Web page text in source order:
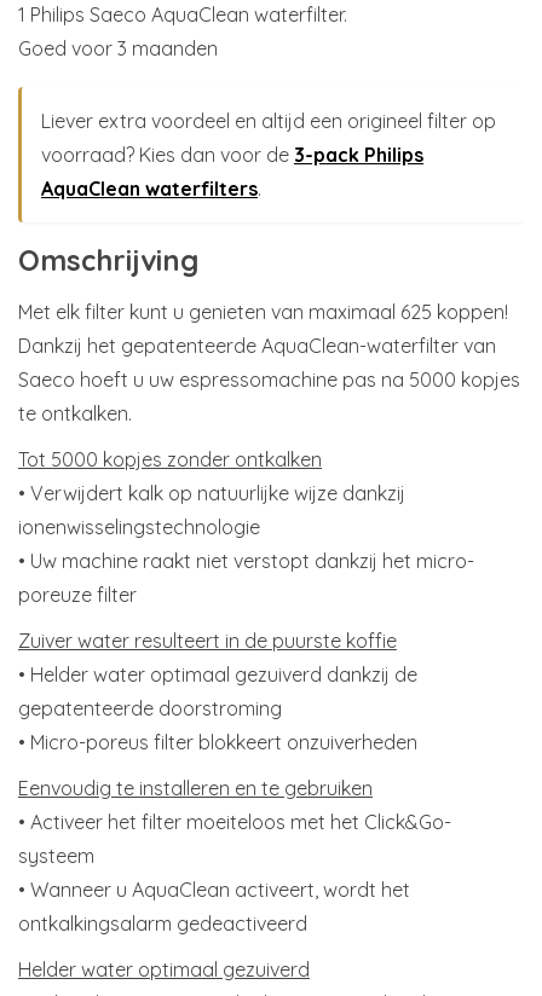
1 Philips Saeco AquaClean waterfilter.
Goed voor 3 maanden
Liever extra voordeel en altijd een origineel filter op
voorraad? Kies dan voor de 3-pack Philips
AquaClean waterfilters.
Omschrijving
Met elk filter kunt u genieten van maximaal 625 koppen!
Dankzij het gepatenteerde AquaClean-waterfilter van
Saeco hoeft u uw espressomachine pas na 5000 kopjes
te ontkalken.
Tot 5000 kopjes zonder ontkalken
• Verwijdert kalk op natuurlijke wijze dankzij
ionenwisselingstechnologie
• Uw machine raakt niet verstopt dankzij het micro-
poreuze filter
Zuiver water resulteert in de puurste koffie
• Helder water optimaal gezuiverd dankzij de
gepatenteerde doorstroming
• Micro-poreus filter blokkeert onzuiverheden
Eenvoudig te installeren en te gebruiken
• Activeer het filter moeiteloos met het Click&Go-
systeem
• Wanneer u AquaClean activeert, wordt het
ontkalkingsalarm gedeactiveerd
Helder water optimaal gezuiverd